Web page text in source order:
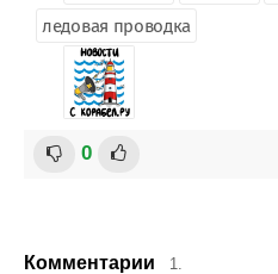
ледовая проводка
0
Комментарии 1.